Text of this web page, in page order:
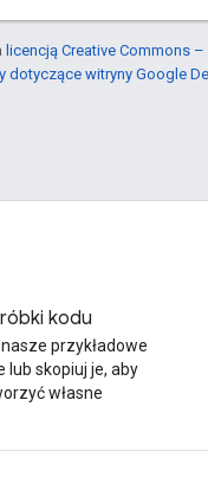
licencją Creative Commons
dotyczące witryny Google
kodu
przykładowe
lub skopiuj je, aby
własne